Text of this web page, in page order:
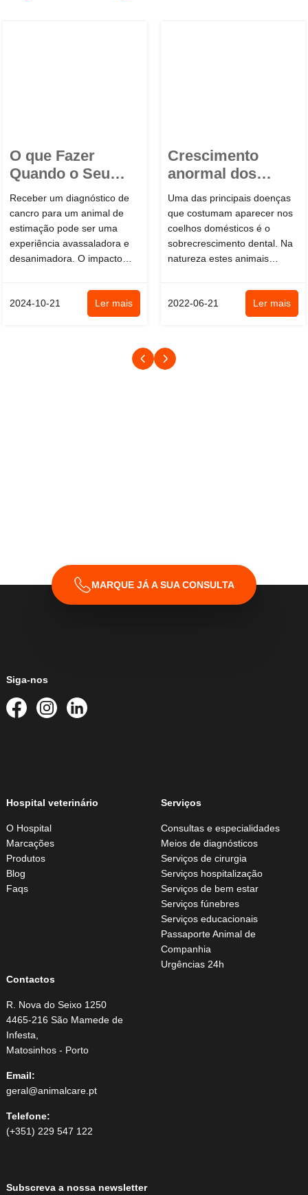
O que Fazer
Quando o Seu
Animal de
Estimação é Dia...
Receber um diagnóstico de
cancro para um animal de
estimação pode ser uma
experiência avassaladora e
desanimadora. O impacto
2024-10-21
Ler mais
Crescimento
anormal dos
dentes do coelho
Uma das principais doenças
que costumam aparecer nos
coelhos domésticos é o
sobrecrescimento dental. Na
natureza estes animais
2022-06-21
Ler mais
MARQUE JÁ A SUA CONSULTA
Siga-nos
Hospital veterinário
O Hospital
Marcações
Produtos
Blog
Faqs
Serviços
Consultas e especialidades
Meios de diagnósticos
Serviços de cirurgia
Serviços hospitalização
Serviços de bem estar
Serviços fúnebres
Serviços educacionais
Passaporte Animal de
Companhia
Urgências 24h
Contactos
R. Nova do Seixo 1250
4465-216 São Mamede de
Infesta,
Matosinhos - Porto
Email:
geral@animalcare.pt
Telefone:
(+351) 229 547 122
Subscreva a nossa newsletter